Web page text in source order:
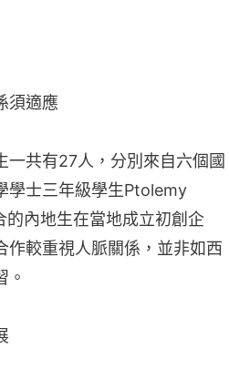
須適應
一共有27人，分別來自六個國
學士三年級學生Ptolemy
內地生在當地成立初創企
作較重視人脈關係，並非如西
。